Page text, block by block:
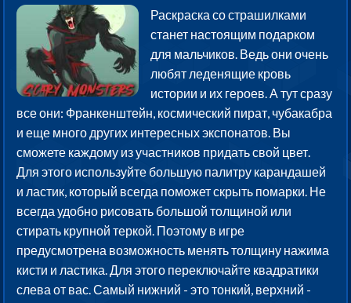
Раскраска со страшилками
станет настоящим подарком
для мальчиков. Ведь они очень
любят леденящие кровь
истории и их героев. А тут сразу
все они: Франкенштейн, космический пират, чубакабра
и еще много других интересных экспонатов. Вы
сможете каждому из участников придать свой цвет.
Для этого используйте большую палитру карандашей
и ластик, который всегда поможет скрыть помарки. Не
всегда удобно рисовать большой толщиной или
стирать крупной теркой. Поэтому в игре
предусмотрена возможность менять толщину нажима
кисти и ластика. Для этого переключайте квадратики
слева от вас. Самый нижний - это тонкий, верхний -